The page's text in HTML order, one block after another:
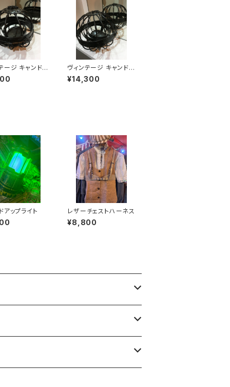
ージ キャンドル
ミニ Vintage
Keep
ヴィンテージ キャンドル
キーパー Vintage Ca
ndle Keeper
¥14,300
アップライト レザーチェストハーネス
¥8,800